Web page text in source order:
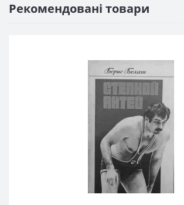
Рекомендовані товари